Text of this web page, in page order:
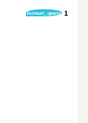
format_quote 1